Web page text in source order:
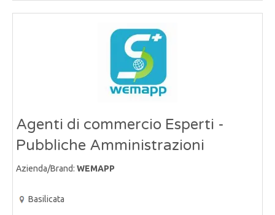
Agenti di commercio Esperti -
Pubbliche Amministrazioni
Azienda/Brand: WEMAPP
Basilicata